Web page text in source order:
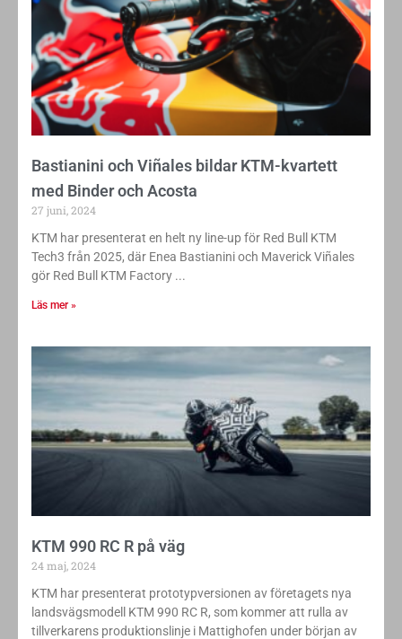
Bastianini och Viñales bildar KTM-kvartett
med Binder och Acosta
27 juni, 2024
KTM har presenterat en helt ny line-up för Red Bull KTM
Tech3 från 2025, där Enea Bastianini och Maverick Viñales
gör Red Bull KTM Factory
Läs mer »
KTM 990 RC R på väg
24 maj, 2024
KTM har presenterat prototypversionen av företagets nya
landsvägsmodell KTM 990 RC R, som kommer att rulla av
tillverkarens produktionslinje i Mattighofen under början av